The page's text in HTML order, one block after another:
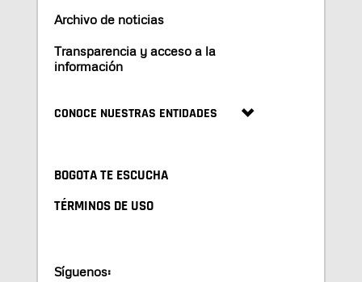
Archivo de noticias
Transparencia y acceso a la
información
CONOCE NUESTRAS ENTIDADES
BOGOTA TE ESCUCHA
TÉRMINOS DE USO
Síguenos: